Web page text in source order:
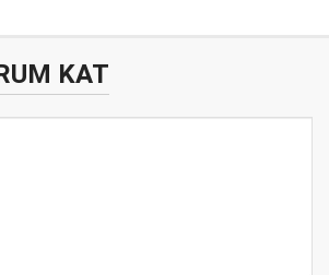
KAT